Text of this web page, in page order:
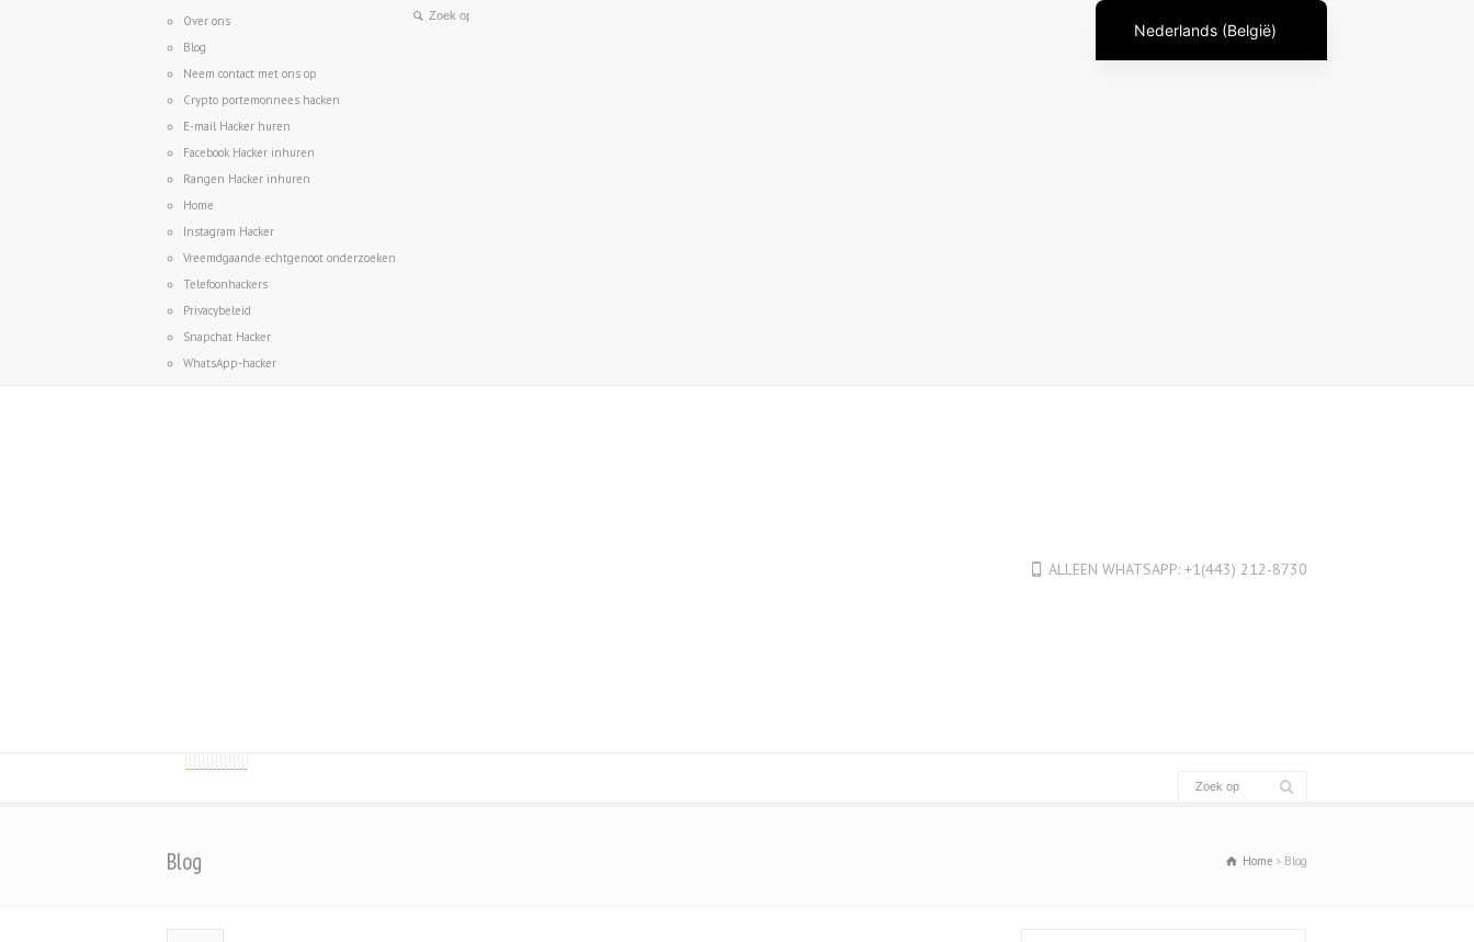
Over ons
Blog
Neem contact met ons op
Crypto portemonnees hacken
E-mail Hacker huren
Facebook Hacker inhuren
Rangen Hacker inhuren
Home
Instagram Hacker
Vreemdgaande echtgenoot onderzoeken
Telefoonhackers
Privacybeleid
Snapchat Hacker
WhatsApp-hacker
ALLEEN WHATSAPP: +1(443) 212-8730
Blog Home Blog
Nederlands (België)
English
Français de Belgique